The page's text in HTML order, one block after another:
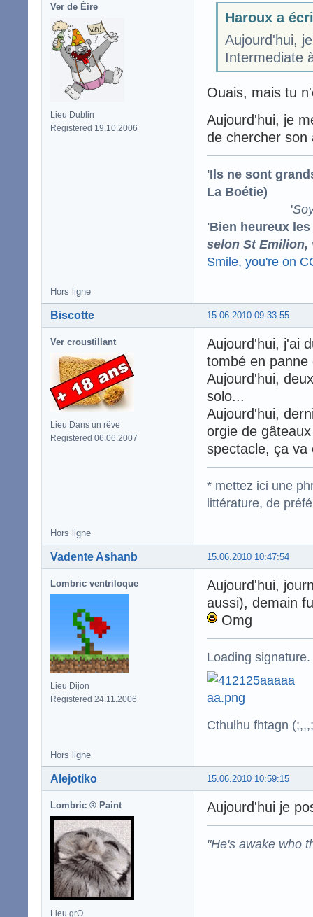
Ver de Éire
Lieu Dublin
Registered 19.10.2006
Haroux a
Aujourd'hui,
Intermediate
Ouais, mais tu
Aujourd'hui, je
de chercher son
'Ils ne sont
La Boétie)
'
'Bien heureux
selon St Emilion,
Smile, you're on
Hors ligne
15.06.2010 09:33:55
Biscotte
Ver croustillant
Lieu Dans un rêve
Registered 06.06.2007
Aujourd'hui, j'ai
tombé en panne
Aujourd'hui,
solo...
Aujourd'hui,
orgie de
spectacle, ça
* mettez ici une
littérature, de
Hors ligne
15.06.2010 10:47:54
Vadente Ashanb
Lombric ventriloque
Lieu Dijon
Registered 24.11.2006
Aujourd'hui,
aussi), demain
Omg
Loading signature.
Cthulhu fhtagn
Hors ligne
15.06.2010 10:59:15
Alejotiko
Lombric ® Paint
Lieu grO
Aujourd'hui je
"He's awake who